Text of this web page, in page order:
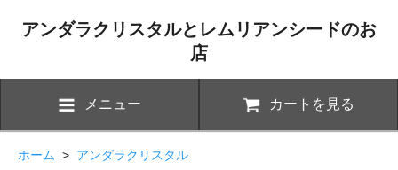
アンダラクリスタルとレムリアンシードのお
店
メニュー カートを見る
ホーム > アンダラクリスタル